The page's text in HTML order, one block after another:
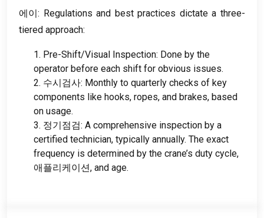
에이: Regulations and best practices dictate a three-
tiered approach:
1. Pre-Shift/Visual Inspection: Done by the
operator before each shift for obvious issues.
2. 수시검사: Monthly to quarterly checks of key
components like hooks, ropes, and brakes, based
on usage.
3. 정기점검: A comprehensive inspection by a
certified technician, typically annually. The exact
frequency is determined by the crane’s duty cycle,
애플리케이션, and age.